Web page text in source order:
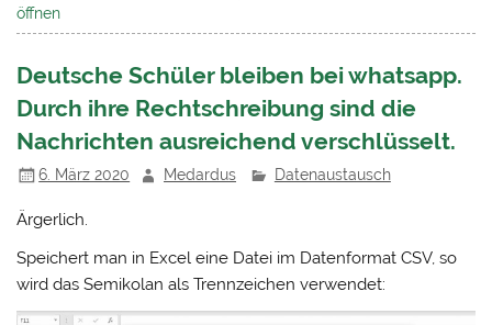
öffnen
Deutsche Schüler bleiben bei whatsapp.
Durch ihre Rechtschreibung sind die
Nachrichten ausreichend verschlüsselt.
6. März 2020 Medardus Datenaustausch
Ärgerlich.
Speichert man in Excel eine Datei im Datenformat CSV, so
wird das Semikolan als Trennzeichen verwendet: